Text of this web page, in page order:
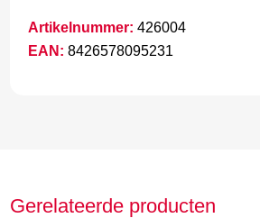
Artikelnummer: 426004
EAN: 8426578095231
Gerelateerde producten